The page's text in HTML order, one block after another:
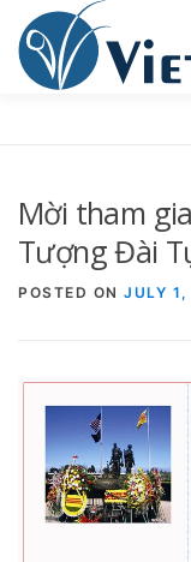
content
TRUNG TÂM
Mời tham
Tượng Đài
POSTED ON JULY